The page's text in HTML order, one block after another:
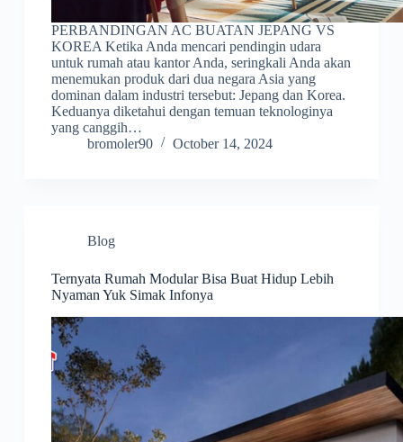
PERBANDINGAN AC BUATAN JEPANG VS
KOREA Ketika Anda mencari pendingin udara
untuk rumah atau kantor Anda, seringkali Anda akan
menemukan produk dari dua negara Asia yang
dominan dalam industri tersebut: Jepang dan Korea.
Keduanya diketahui dengan temuan teknologinya
yang canggih…
bromoler90
October 14, 2024
Blog
Ternyata Rumah Modular Bisa Buat Hidup Lebih
Nyaman Yuk Simak Infonya